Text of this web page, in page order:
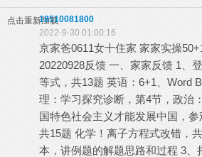
点击重新加载18510081800
2022-9-30 01:00:16
京家爸0611女十住家 家家实操
20220928反馈 一、家家反馈 1、
等式，共13题 英语：6+1、Word
理：学习探究诊断，第4节，政治
国特色社会主义才能发展中国，参
共15题 化学！离子方程式改错，
本，讲例题的解题思路和过程 3、